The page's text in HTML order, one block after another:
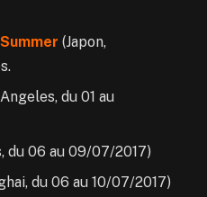
(Japon,
du 01 au
du 06 au 09/07/2017)
du 06 au 10/07/2017)